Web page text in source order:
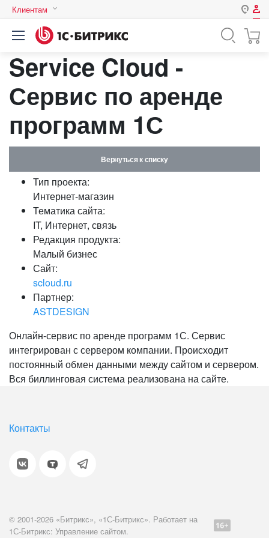
Клиентам
Авторизация
Нет аккаунта? Зарегистрироваться
Логин
Пароль
Запомнить меня на этом
Забыли свой пароль?
или войдите с помощью
Service Cloud -
Сервис по аренде
программ 1С
Вернуться к списку
Тип проекта:
Интернет-магазин
Тематика сайта:
IT, Интернет, связь
Редакция продукта:
Малый бизнес
Сайт:
scloud.ru
Партнер:
ASTDESIGN
Онлайн-сервис по аренде программ 1С. Сервис
интегрирован с сервером компании. Происходит
постоянный обмен данными между сайтом и сервером.
Вся биллинговая система реализована на сайте.
Контакты
© 2001-2026 «Битрикс», «1С-Битрикс». Работает на
1С-Битрикс: Управление сайтом.